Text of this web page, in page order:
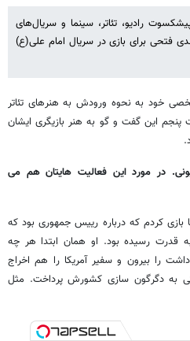
رادیو، تئاتر، سینما و سریال‌های
فتحی برای بازی در سریال امام علی(ع)
خود به نحوه ورودش به هنرهای تئاتر
این گفت و گو به هنر بازیگری ایشان
در مورد این فعالیت هایتان هم می
بازی کردم که درباره رییس جمهوری بود که
قدرت رسیده بود. او همان ابتدا هر چه
را بیرون و سفیر آمریکا را هم اخراج
به دگرگون سازی کشورش پرداخت. مثل